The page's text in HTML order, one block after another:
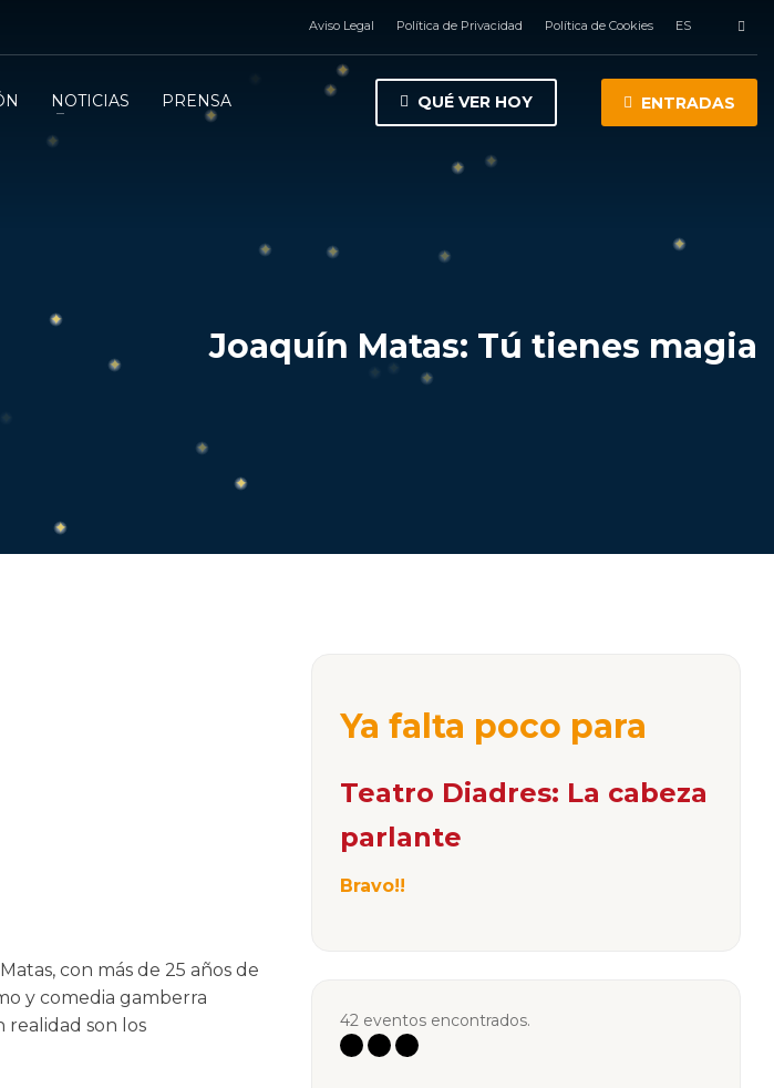
Aviso Legal Política de Privacidad Política de Cookies ES
NOTICIAS
PRENSA
QUÉ VER HOY ENTRADAS
Joaquín Matas: Tú tienes magia
con más de 25 años de
y comedia gamberra
son los
Ya falta poco para
Teatro Diadres: La cabeza
parlante
Bravo!!
42 eventos encontrados.